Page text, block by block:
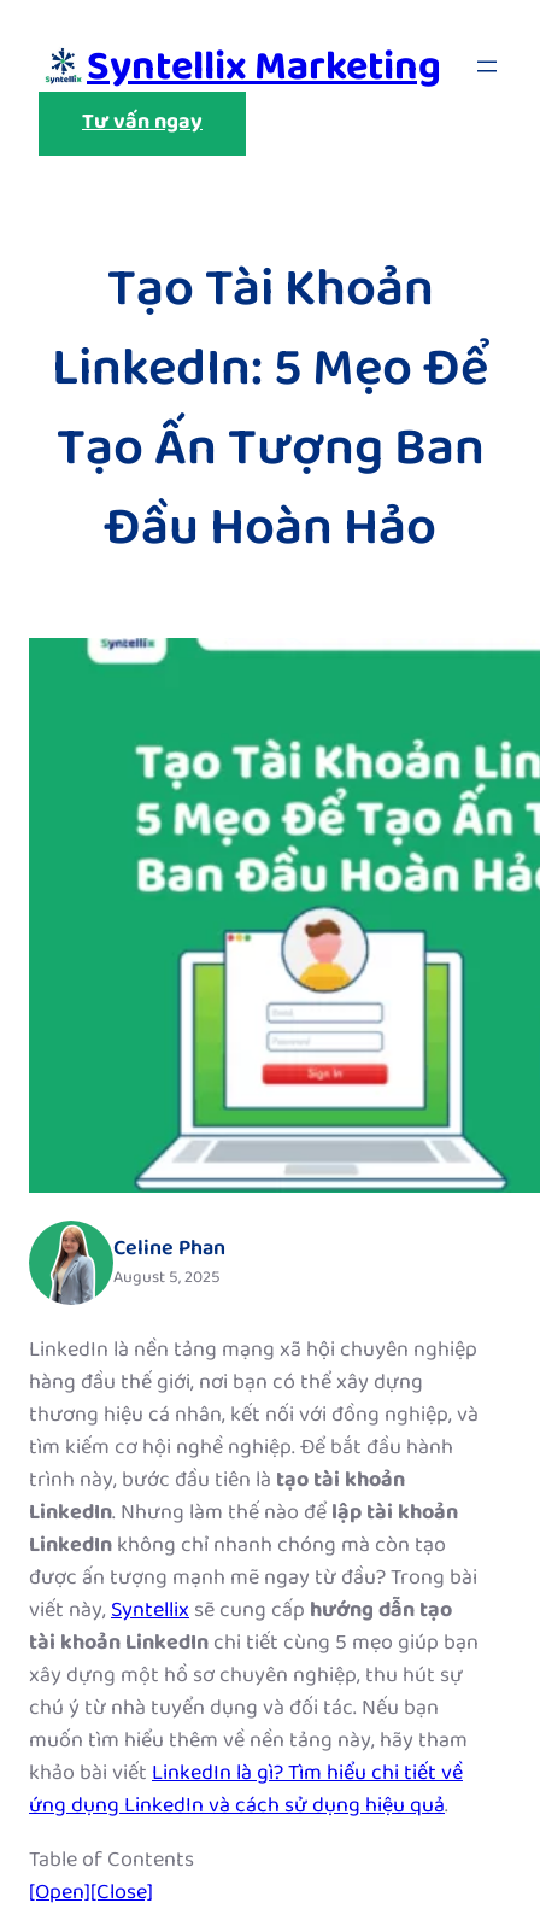
content Syntellix Marketing
Tư vấn ngay
Tạo Tài Khoản
LinkedIn: 5 Mẹo Để
Tạo Ấn Tượng Ban
Đầu Hoàn Hảo
Celine Phan
August 5, 2025
LinkedIn là nền tảng mạng xã hội chuyên nghiệp
hàng đầu thế giới, nơi bạn có thể xây dựng
thương hiệu cá nhân, kết nối với đồng nghiệp, và
tìm kiếm cơ hội nghề nghiệp. Để bắt đầu hành
trình này, bước đầu tiên là tạo tài khoản
LinkedIn. Nhưng làm thế nào đểlập tài khoản
LinkedInkhông chỉ nhanh chóng mà còn tạo
được ấn tượng mạnh mẽ ngay từ đầu? Trong bài
viết này,Syntellixsẽ cung cấp hướng dẫn tạo
tài khoản LinkedInchi tiết cùng 5 mẹo giúp bạn
xây dựng một hồ sơ chuyên nghiệp, thu hút sự
chú ý từ nhà tuyển dụng và đối tác. Nếu bạn
muốn tìm hiểu thêm về nền tảng này, hãy tham
khảo bài viếtLinkedIn là gì? Tìm hiểu chi tiết về
ứng dụng LinkedIn và cách sử dụng hiệu quả.
Table of Contents
[Open][Close]